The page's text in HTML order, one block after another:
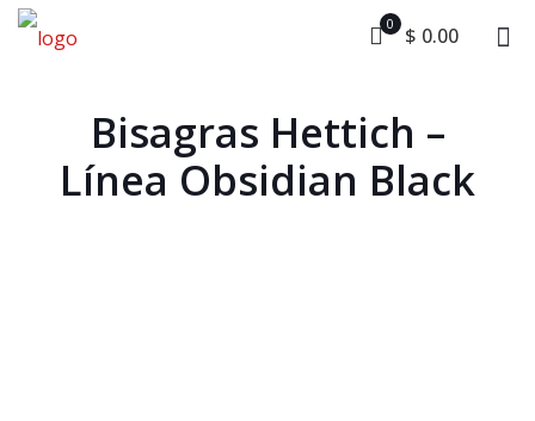
0 $ 0.00
Bisagras Hettich –
Línea Obsidian Black